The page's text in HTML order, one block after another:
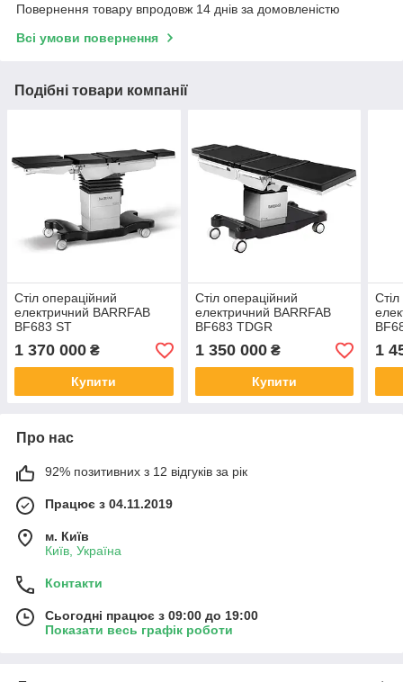
Повернення товару впродовж 14 днів за домовленістю
Всі умови повернення
Подібні товари компанії
Стіл операційний
електричний BARRFAB
BF683 ST
1 370 000 ₴
Купити
Стіл операційний
електричний BARRFAB
BF683 TDGR
1 350 000₴
Купити
1
Про нас
92% позитивних з 12 відгуків за рік
Працює з 04.11.2019
м. Київ
Київ, Україна
Контакти
Сьогодні працює з 09:00 до 19:00
Показати весь графік роботи